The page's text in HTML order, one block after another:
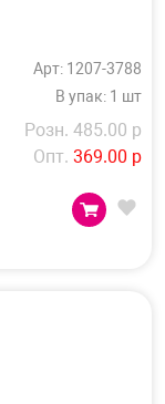
Арт: 1207-3788
В упак: 1 шт
Розн. 485.00 р
Опт. 369.00 р